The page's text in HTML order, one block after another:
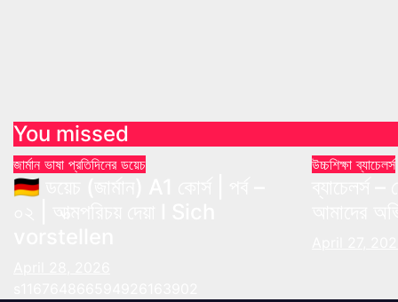
You missed
জার্মান ভাষা প্রতিদিনের ডয়েচ
🇩🇪 ডয়েচ (জার্মান) A1 কোর্স | পর্ব –
উচ্চশিক্ষাব্যাচেলর্স